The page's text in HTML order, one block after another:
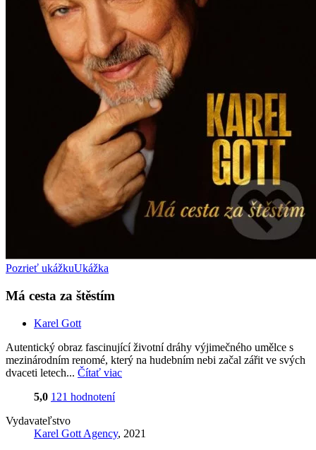
Pozrieť ukážkuUkážka
Má cesta za štěstím
Karel Gott
Autentický obraz fascinující životní dráhy výjimečného umělce s
mezinárodním renomé, který na hudebním nebi začal zářit ve svých
dvaceti letech... Čítať viac
5,0 121 hodnotení
Vydavateľstvo
Karel Gott Agency, 2021